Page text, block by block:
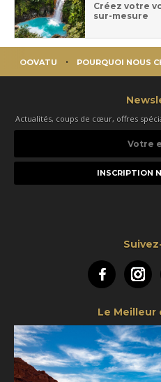
Créez votre
sur-mesure
OOVATU POURQUOI NOUS
Actualités, coups de cœur, offres
e-
Facebook
Le Meilleur